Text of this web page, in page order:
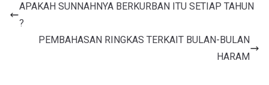
APAKAH SUNNAHNYA BERKURBAN ITU SETIAP TAHUN
?
PEMBAHASAN RINGKAS TERKAIT BULAN-BULAN
HARAM